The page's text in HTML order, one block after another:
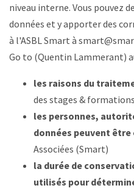
niveau interne. Vous pouvez
données et y apporter des
à l'ASBL Smart à
Go to (Quentin Lammerant)
les raisons du
des stages &
les personnes,
données peuvent être
Associées (Smart)
la durée de
utilisés pour